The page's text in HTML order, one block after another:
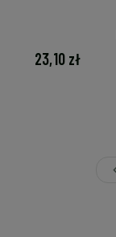
23,10 zł